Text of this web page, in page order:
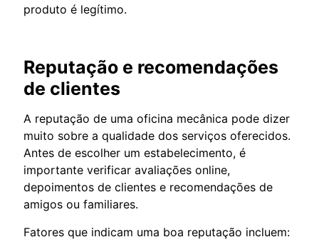
produto é legítimo.
Reputação e recomendações
de clientes
A reputação de uma oficina mecânica pode dizer
muito sobre a qualidade dos serviços oferecidos.
Antes de escolher um estabelecimento, é
importante verificar avaliações online,
depoimentos de clientes e recomendações de
amigos ou familiares.
Fatores que indicam uma boa reputação incluem: